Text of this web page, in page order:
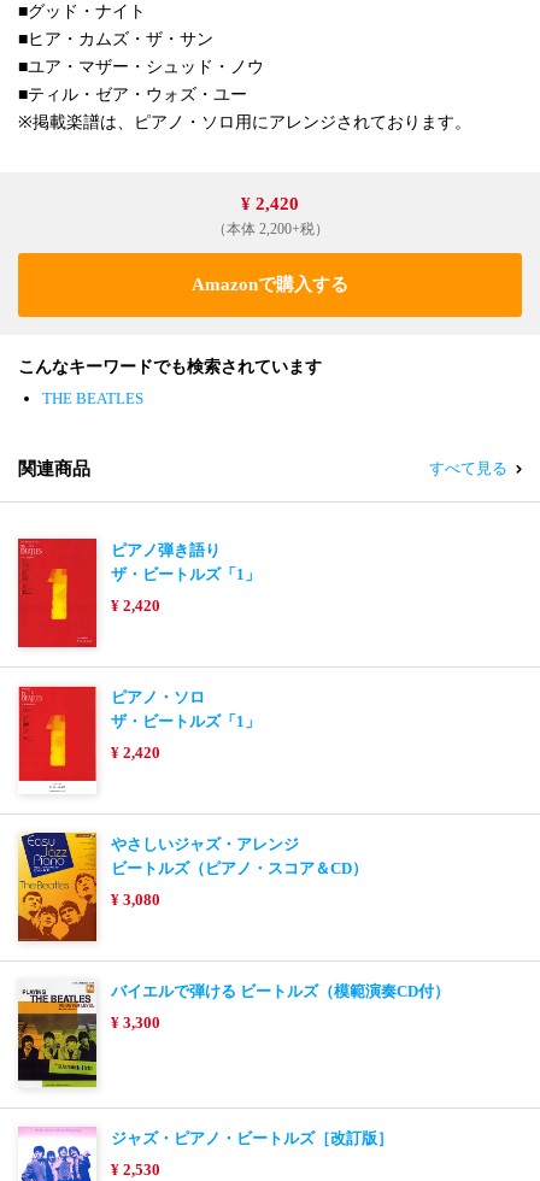
■グッド・ナイト
■ヒア・カムズ・ザ・サン
■ユア・マザー・シュッド・ノウ
■ティル・ゼア・ウォズ・ユー
※掲載楽譜は、ピアノ・ソロ用にアレンジされております。
¥ 2,420
（本体 2,200+税）
Amazonで購入する
こんなキーワードでも検索されています
THE BEATLES
関連商品 すべて見る
ピアノ弾き語り
ザ・ビートルズ「1」
¥ 2,420
ピアノ・ソロ
ザ・ビートルズ「1」
¥ 2,420
やさしいジャズ・アレンジ
ビートルズ（ピアノ・スコア＆CD）
¥ 3,080
バイエルで弾ける ビートルズ（模範演奏CD付）
¥ 3,300
ジャズ・ピアノ・ビートルズ［改訂版］
¥ 2,530